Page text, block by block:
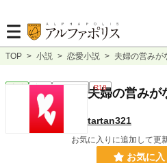
TOP > 小説 > 恋愛小説 > 夫婦の営みが
完結 ｼｮｰﾄｼｮｰﾄ R18
夫婦の営みが
tartan321
お気に入りに追加して更
お気に